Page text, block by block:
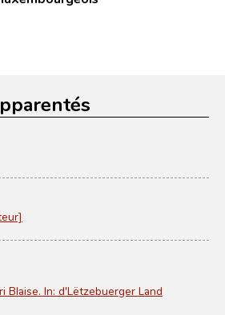
Blaise. In: d'Lëtzebuerger Land